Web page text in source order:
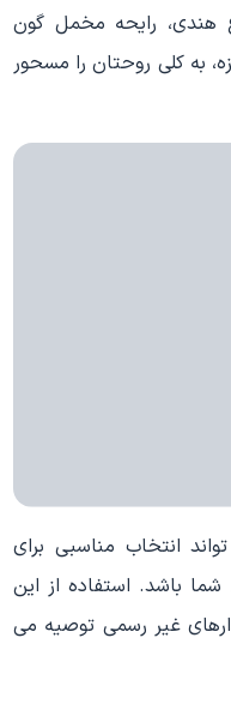
هندی، رایحه مخمل‌ گون
به کلی روحتان را مسحور
انتخاب مناسبی برای
باشد. استفاده از این
غیر رسمی توصیه می‌